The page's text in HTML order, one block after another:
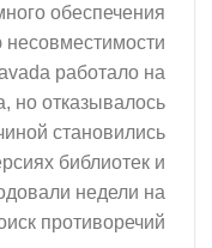
обеспечения
несовместимости
работало на
но отказывалось
становились
библиотек и
недели на
противоречий.